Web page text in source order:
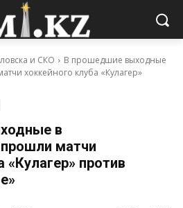
и СКО
В прошедшие выходные
хоккейного клуба «Кулагер»
в
матчи
«Кулагер» против